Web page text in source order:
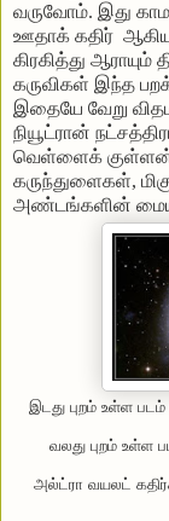
வருவோம். இது
ஊதாக் கதிர்
கிரகித்து ஆராயும்
கருவிகள் இந்த
இதையே வேறு
நியூட்ரான்
வெள்ளைக்
கருந்துளைகள்,
அண்டங்களின்
இடது புறம் உள்ள
வலது புறம்
அல்ட்ரா வயலட்